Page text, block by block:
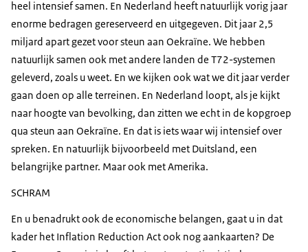
heel intensief samen. En Nederland heeft natuurlijk vorig jaar
enorme bedragen gereserveerd en uitgegeven. Dit jaar 2,5
miljard apart gezet voor steun aan Oekraïne. We hebben
natuurlijk samen ook met andere landen de T72-systemen
geleverd, zoals u weet. En we kijken ook wat we dit jaar verder
gaan doen op alle terreinen. En Nederland loopt, als je kijkt
naar hoogte van bevolking, dan zitten we echt in de kopgroep
qua steun aan Oekraïne. En dat is iets waar wij intensief over
spreken. En natuurlijk bijvoorbeeld met Duitsland, een
belangrijke partner. Maar ook met Amerika.
SCHRAM
En u benadrukt ook de economische belangen, gaat u in dat
kader het Inflation Reduction Actook nog aankaarten? De